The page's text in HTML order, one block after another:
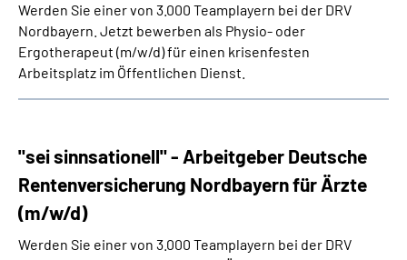
Werden Sie einer von 3.000 Teamplayern bei der DRV
Nordbayern. Jetzt bewerben als Physio- oder
Ergotherapeut (m/w/d) für einen krisenfesten
Arbeitsplatz im Öffentlichen Dienst.
"sei sinnsationell" - Arbeitgeber Deutsche
Rentenversicherung Nordbayern für Ärzte
(m/w/d)
Werden Sie einer von 3.000 Teamplayern bei der DRV